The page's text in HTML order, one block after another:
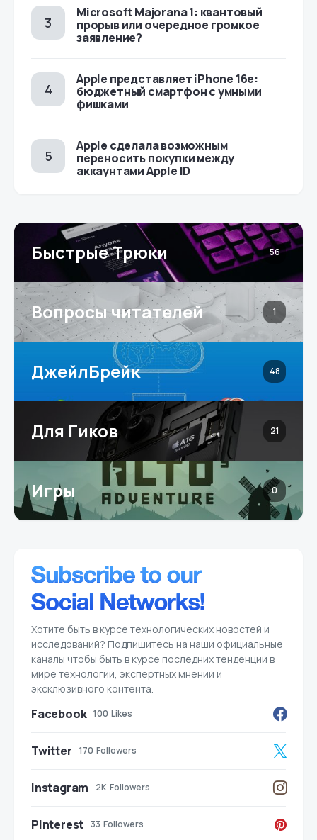
Microsoft Majorana 1: квантовый
прорыв или очередное громкое
заявление?
Apple представляет iPhone 16e:
бюджетный смартфон с умными
фишками
Apple сделала возможным
переносить покупки между
аккаунтами Apple ID
Быстрые Трюки 56
Вопросы читателей 1
ДжейлБрейк 48
Для Гиков 21
Игры 0
Хотите быть в курсе технологических новостей и
исследований? Подпишитесь на наши официальные
каналы чтобы быть в курсе последних тенденций в
мире технологий, экспертных мнений и
эксклюзивного контента.
Facebook 100 Likes
Twitter 170 Followers
Instagram 2K Followers
Pinterest 33 Followers